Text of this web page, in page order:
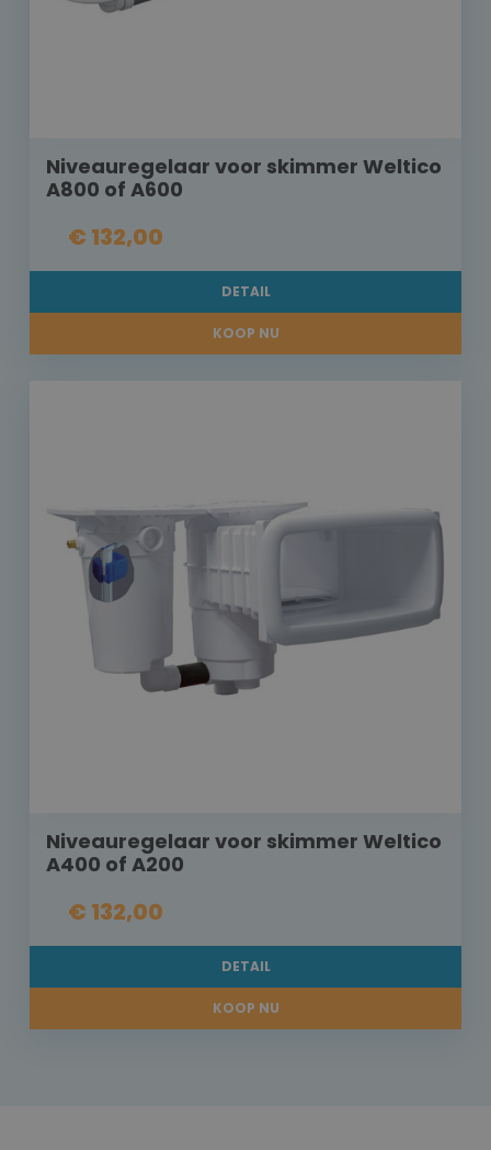
Niveauregelaar voor skimmer Weltico
A800 of A600
€ 132,00
DETAIL
KOOP NU
Niveauregelaar voor skimmer Weltico
A400 of A200
€ 132,00
DETAIL
KOOP NU